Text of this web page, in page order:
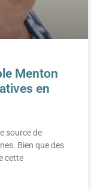
Menton
en
source de
Bien que des
cette